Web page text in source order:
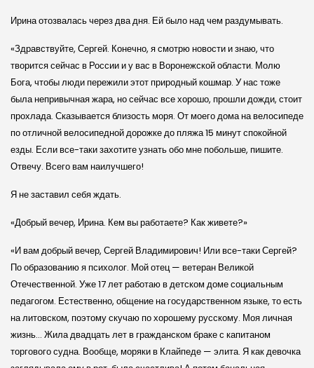
Ирина отозвалась через два дня. Ей было над чем раздумывать.
«Здравствуйте, Сергей. Конечно, я смотрю новости и знаю, что
творится сейчас в России и у вас в Воронежской области. Молю
Бога, чтобы люди пережили этот природный кошмар. У нас тоже
была непривычная жара, но сейчас все хорошо, прошли дожди, стоит
прохлада. Сказывается близость моря. От моего дома на велосипеде
по отличной велосипедной дорожке до пляжа 15 минут спокойной
езды. Если все-таки захотите узнать обо мне побольше, пишите.
Отвечу. Всего вам наилучшего!
Я не заставил себя ждать.
«Добрый вечер, Ирина. Кем вы работаете? Как живете?»
«И вам добрый вечер, Сергей Владимирович! Или все-таки Сергей?
По образованию я психолог. Мой отец — ветеран Великой
Отечественной. Уже 17 лет работаю в детском доме социальным
педагогом. Естественно, общение на государственном языке, то есть
на литовском, поэтому скучаю по хорошему русскому. Моя личная
жизнь… Жила двадцать лет в гражданском браке с капитаном
торгового судна. Вообще, моряки в Клайпеде — элита. Я как девочка